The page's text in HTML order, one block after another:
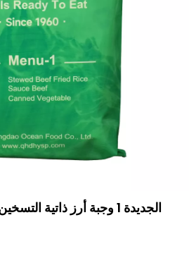
قائمة BDH الجديدة 1 وجبة أرز ذاتية التسخين جاهزة للأكل